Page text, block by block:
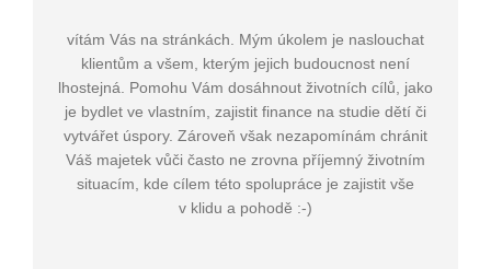
vítám Vás na stránkách. Mým úkolem je naslouchat
klientům a všem, kterým jejich budoucnost není
lhostejná. Pomohu Vám dosáhnout životních cílů, jako
je bydlet ve vlastním, zajistit finance na studie dětí či
vytvářet úspory. Zároveň však nezapomínám chránit
Váš majetek vůči často ne zrovna příjemný životním
situacím, kde cílem této spolupráce je zajistit vše
v klidu a pohodě :-)